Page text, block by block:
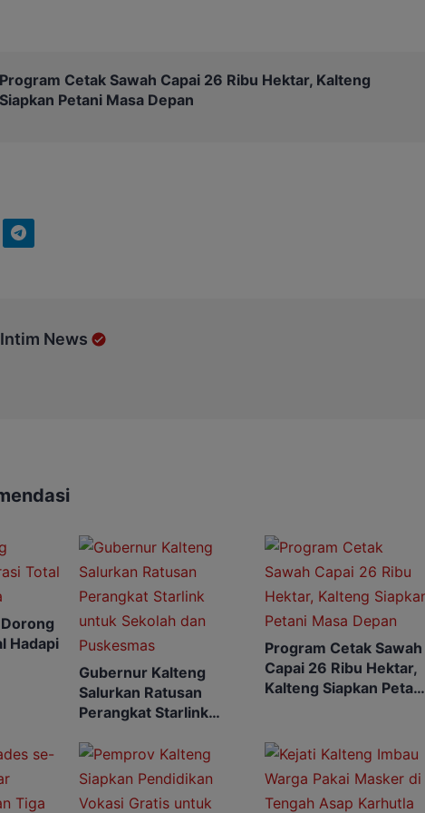
Program Cetak Sawah Capai 26 Ribu Hektar, Kalteng
Siapkan Petani Masa Depan
Intim News
Hadapi
Gubernur Kalteng
Salurkan Ratusan
Perangkat Starlink
Puskesmas
Program Cetak Sawah
Capai 26 Ribu Hektar,
Kalteng Siapkan Petani